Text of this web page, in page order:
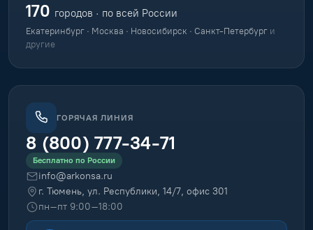
170 городов · по всей России
Екатеринбург · Москва · Новосибирск · Санкт-Петербург и
другие
ГОРЯЧАЯ ЛИНИЯ
8 (800) 777-34-71
Бесплатно по России
info@arkonsa.ru
г. Тюмень, ул. Республики, 14/7, офис 301
пн–пт 9:00–18:00